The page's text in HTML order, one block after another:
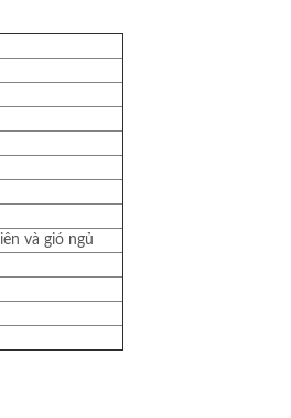
và gió ngủ